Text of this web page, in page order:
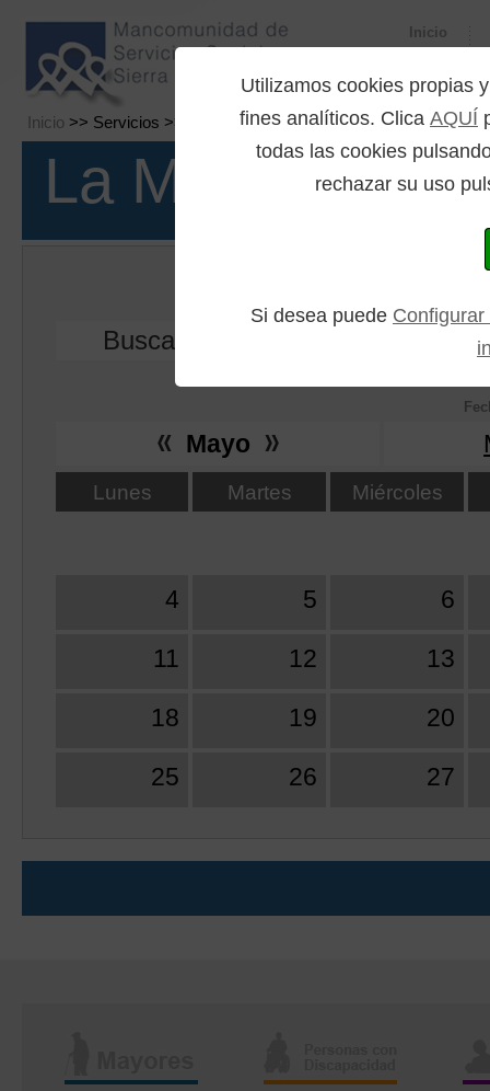
Utilizamos cookies propias
fines analíticos. Clica AQUÍ
todas las cookies
rechazar su uso
Si desea puede
Inicio
Inicio >> Servicios >> Calendario de eventos
La
Buscar:
Mayo
Lunes Martes Miércoles
4 5 6
11 12 13
18 19 20
25 26 27